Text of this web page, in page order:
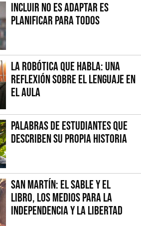
Incluir no es adaptar es
planificar para todos
La robótica que habla: una
reflexión sobre el lenguaje en
el aula
Palabras de Estudiantes que
describen su propia Historia
San Martín: el sable y el
libro, los medios para la
independencia y la libertad